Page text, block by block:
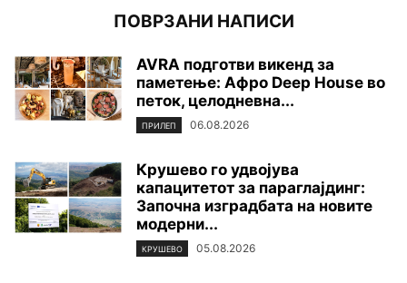
ПОВРЗАНИ НАПИСИ
AVRA подготви викенд за
паметење: Афро Deep House во
петок, целодневна...
ПРИЛЕП 06.08.2026
Крушево го удвојува
капацитетот за параглајдинг:
Започна изградбата на новите
модерни...
КРУШЕВО 05.08.2026